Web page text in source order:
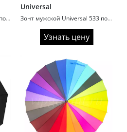
Зонт мужской 552 Universal полный автомат ручка крюк
Universal
Зонт мужской Universal 533 полный автомат семейный с кожаной ручкой
Узнать цену